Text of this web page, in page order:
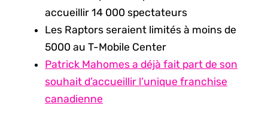
accueillir 14 000 spectateurs
Les Raptors seraient limités à moins de
5000 au T-Mobile Center
Patrick Mahomes a déjà fait part de son
souhait d’accueillir l’unique franchise
canadienne